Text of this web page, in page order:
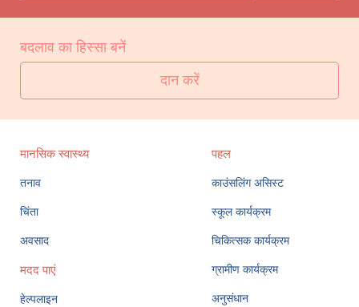
बदलाव का हिस्सा बनें
दान करें
मानसिक स्वास्थ्य
तनाव
चिंता
अवसाद
मदद पाएं
हेल्पलाइन
पहल
काउंसलिंग असिस्ट
स्कूल कार्यक्रम
चिकित्सक कार्यक्रम
ग्रामीण कार्यक्रम
अनुसंधान